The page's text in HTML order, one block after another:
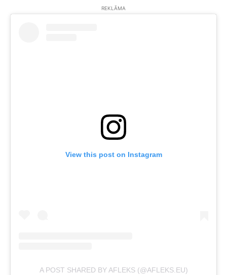
REKLĀMA
View this post on Instagram
A POST SHARED BY AFLEKS (@AFLEKS.EU)